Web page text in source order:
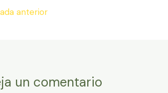
anterior
un comentario